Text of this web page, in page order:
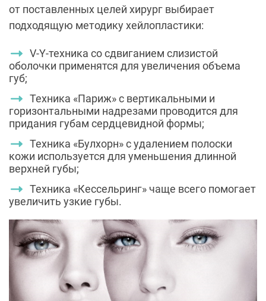
от поставленных целей хирург выбирает
подходящую методику хейлопластики:
V-Y-техника со сдвиганием слизистой
оболочки применятся для увеличения объема
губ;
Техника «Париж» с вертикальными и
горизонтальными надрезами проводится для
придания губам сердцевидной формы;
Техника «Булхорн» с удалением полоски
кожи используется для уменьшения длинной
верхней губы;
Техника «Кессельринг» чаще всего помогает
увеличить узкие губы.